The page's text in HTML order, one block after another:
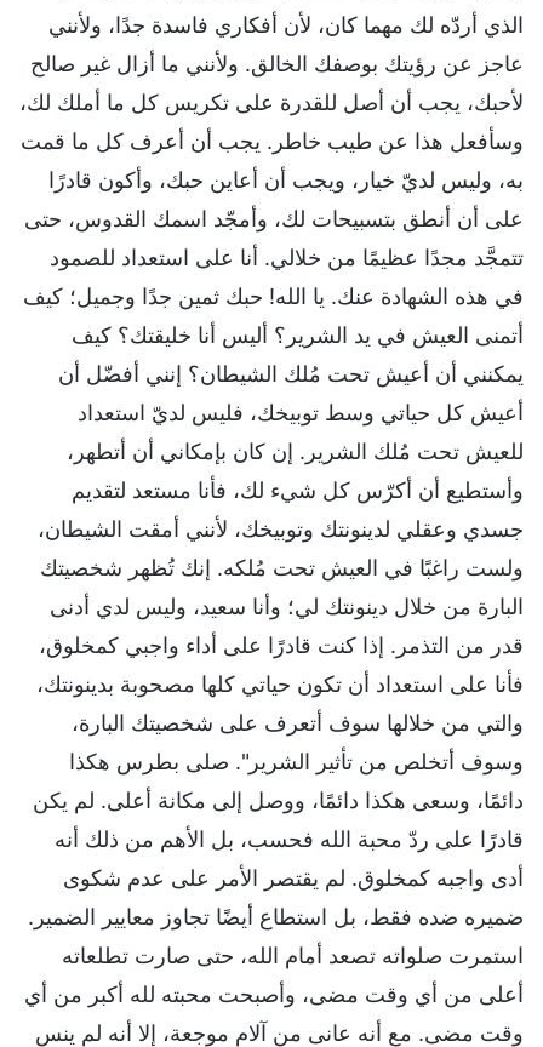
الذي أردّه لك مهما كان، لأن أفكاري فاسدة جدًا، ولأنني
عاجز عن رؤيتك بوصفك الخالق. ولأنني ما أزال غير صالح
لأحبك، يجب أن أصل للقدرة على تكريس كل ما أملك لك،
وسأفعل هذا عن طيب خاطر. يجب أن أعرف كل ما قمت
به، وليس لديّ خيار، ويجب أن أعاين حبك، وأكون قادرًا
على أن أنطق بتسبيحات لك، وأمجّد اسمك القدوس، حتى
تتمجَّد مجدًا عظيمًا من خلالي. أنا على استعداد للصمود
في هذه الشهادة عنك. يا الله! حبك ثمين جدًا وجميل؛ كيف
أتمنى العيش في يد الشرير؟ أليس أنا خليقتك؟ كيف
يمكنني أن أعيش تحت مُلك الشيطان؟ إنني أفضّل أن
أعيش كل حياتي وسط توبيخك، فليس لديّ استعداد
للعيش تحت مُلك الشرير. إن كان بإمكاني أن أتطهر،
وأستطيع أن أكرّس كل شيء لك، فأنا مستعد لتقديم
جسدي وعقلي لدينونتك وتوبيخك، لأنني أمقت الشيطان،
ولست راغبًا في العيش تحت مُلكه. إنك تُظهر شخصيتك
البارة من خلال دينونتك لي؛ وأنا سعيد، وليس لدي أدنى
قدر من التذمر. إذا كنت قادرًا على أداء واجبي كمخلوق،
فأنا على استعداد أن تكون حياتي كلها مصحوبة بدينونتك،
والتي من خلالها سوف أتعرف على شخصيتك البارة،
وسوف أتخلص من تأثير الشرير". صلى بطرس هكذا
دائمًا، وسعى هكذا دائمًا، ووصل إلى مكانة أعلى. لم يكن
قادرًا على ردّ محبة الله فحسب، بل الأهم من ذلك أنه
أدى واجبه كمخلوق. لم يقتصر الأمر على عدم شكوى
ضميره ضده فقط، بل استطاع أيضًا تجاوز معايير الضمير.
استمرت صلواته تصعد أمام الله، حتى صارت تطلعاته
أعلى من أي وقت مضى، وأصبحت محبته لله أكبر من أي
وقت مضى. مع أنه عانى من آلام موجعة، إلا أنه لم ينس